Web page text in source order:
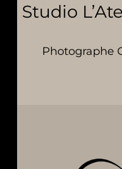
Studio
Photographe